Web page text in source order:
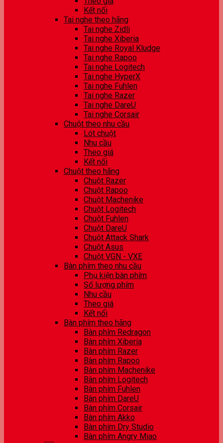
Kết nối
Tai nghe theo hãng
Tai nghe Zidli
Tai nghe Xiberia
Tai nghe Royal Kludge
Tai nghe Rapoo
Tai nghe Logitech
Tai nghe HyperX
Tai nghe Fuhlen
Tai nghe Razer
Tai nghe DareU
Tai nghe Corsair
Chuột theo nhu cầu
Lót chuột
Nhu cầu
Theo giá
Kết nối
Chuột theo hãng
Chuột Razer
Chuột Rapoo
Chuột Machenike
Chuột Logitech
Chuột Fuhlen
Chuột DareU
Chuột Attack Shark
Chuột Asus
Chuột VGN - VXE
Bàn phím theo nhu cầu
Phụ kiện bàn phím
Số lượng phím
Nhu cầu
Theo giá
Kết nối
Bàn phím theo hãng
Bàn phím Redragon
Bàn phím Xiberia
Bàn phím Razer
Bàn phím Rapoo
Bàn phím Machenike
Bàn phím Logitech
Bàn phím Fuhlen
Bàn phím DareU
Bàn phím Corsair
Bàn phím Akko
Bàn phím Dry Studio
Bàn phím Angry Miao